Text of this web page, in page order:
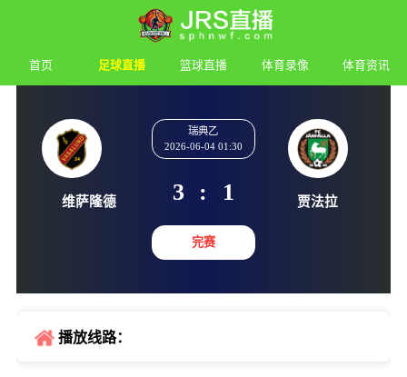
首页 足球直播 篮球直播 体育录像 体育资讯
瑞典乙
3 :
完赛
播放线路：